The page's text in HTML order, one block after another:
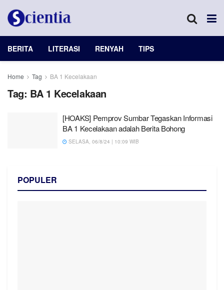
BERITA LITERASI RENYAH TIPS
Home Tag BA 1 Kecelakaan
Tag: BA 1 Kecelakaan
[HOAKS] Pemprov Sumbar Tegaskan Informasi
BA 1 Kecelakaan adalah Berita Bohong
SELASA, 06/8/24 | 10:09 WIB
POPULER